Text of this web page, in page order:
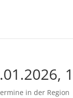
in der Region